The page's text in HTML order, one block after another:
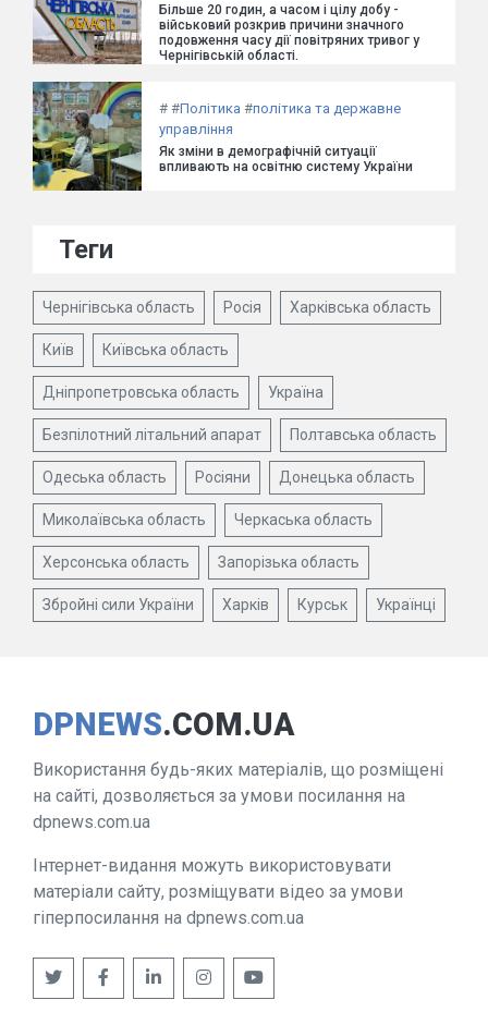
Більше 20 годин, а часом і цілу добу -
військовий розкрив причини значного
подовження часу дії повітряних тривог у
Чернігівській області.
# #Політика #політика та державне
управління
Як зміни в демографічній ситуації
впливають на освітню систему України
Теги
Чернігівська область Росія Харківська область
Київ Київська область
Дніпропетровська область Україна
Безпілотний літальний апарат Полтавська область
Одеська область Росіяни Донецька область
Миколаївська область Черкаська область
Херсонська область Запорізька область
Збройні сили України Харків Курськ Українці
DPNEWS.COM.UA
Використання будь-яких матеріалів, що розміщені
на сайті, дозволяється за умови посилання на
dpnews.com.ua
Інтернет-видання можуть використовувати
матеріали сайту, розміщувати відео за умови
гіперпосилання на dpnews.com.ua